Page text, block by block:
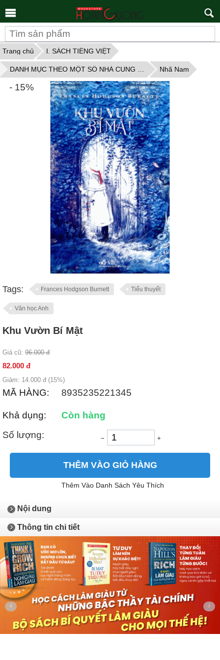
Trang chủ I. SÁCH TIẾNG VIỆT
Nhã Nam
Tags: Frances Hodgson Burnett Tiểu thuyết
Văn học Anh
- 15%
Khu Vườn Bí Mật
Giá cũ: 96.000 đ
82.000 đ
Giảm: 14.000 đ (15%)
MÃ HÀNG: 8935235221345
Khả dụng:
Còn hàng
Số lượng:
− +
THÊM VÀO GIỎ HÀNG
Thêm Vào Danh Sách Yêu Thích
Nội dung
Thông tin chi tiết